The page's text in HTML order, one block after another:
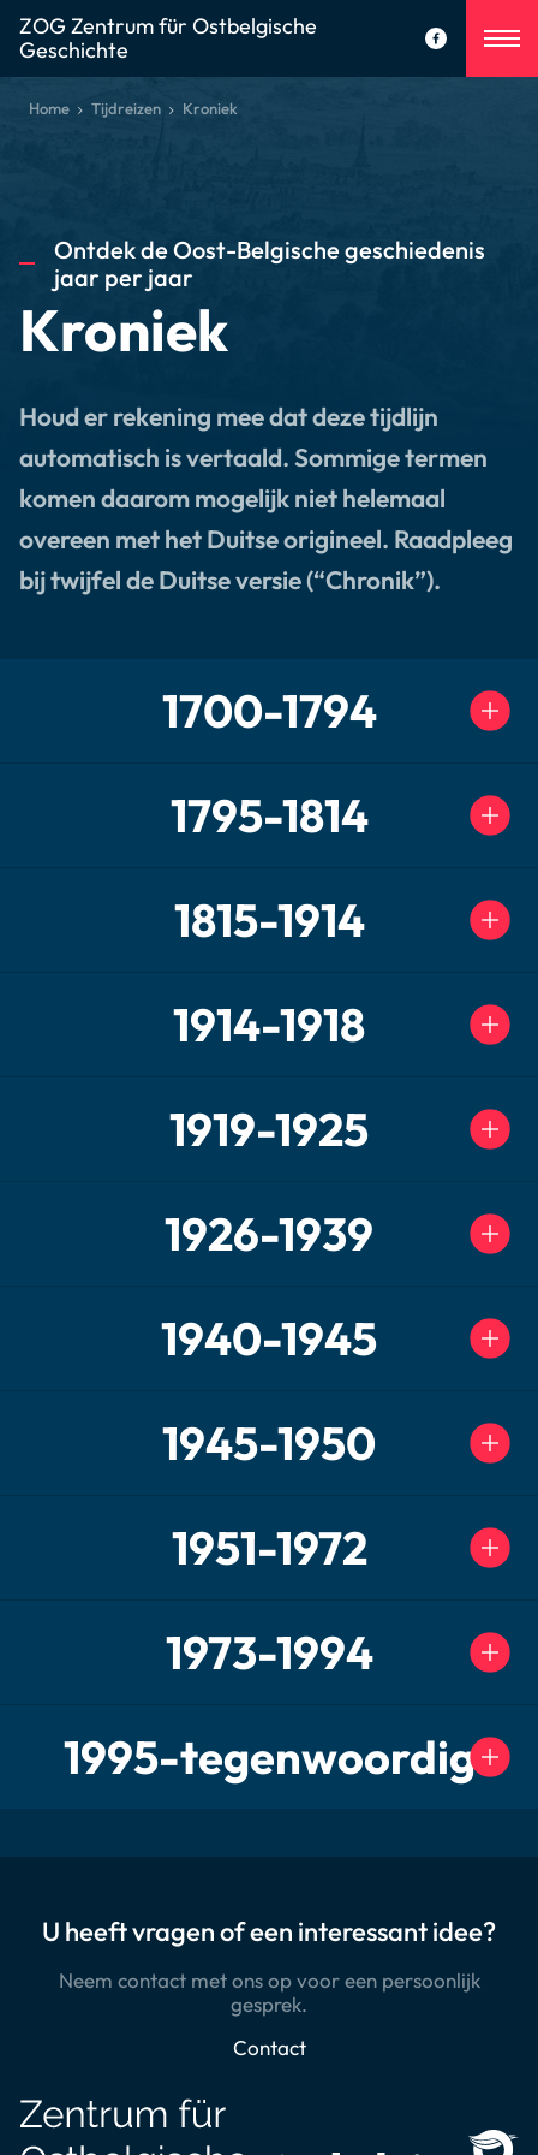
ZOG Zentrum für Ostbelgische
Geschichte
Home Tijdreizen Kroniek
Ontdek de Oost-Belgische geschiedenis
jaar per jaar
Kroniek
Houd er rekening mee dat deze tijdlijn
automatisch is vertaald. Sommige termen
komen daarom mogelijk niet helemaal
overeen met het Duitse origineel. Raadpleeg
bij twijfel de Duitse versie (“Chronik”).
1700-1794
1795-1814
1815-1914
1914-1918
1919-1925
1926-1939
1940-1945
1945-1950
1951-1972
1973-1994
1995-tegenwoordig
U heeft vragen of een interessant idee?
Neem contact met ons op voor een persoonlijk
gesprek.
Contact